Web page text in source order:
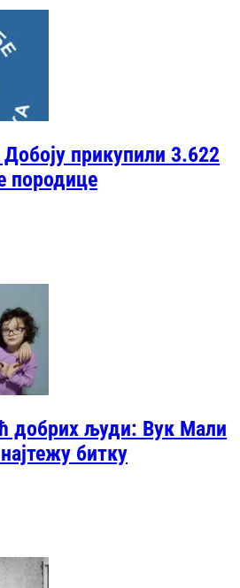
прикупили 3.622
породице
добрих људи: Вук Мали
битку